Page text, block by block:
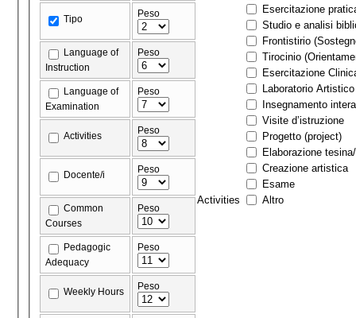
Tipo Peso
Language of
Instruction
Peso
Language of
Examination
Peso
Activities Peso
Docente/i Peso
Common
Courses
Peso
Pedagogic
Adequacy
Peso
Weekly Hours Peso
Activities
Esercitazione
Studio e analisi
Frontistirio
Tirocinio
Esercitazione
Laboratorio Artistico
Insegnamento
Visite d’istruzione
Progetto (project)
Elaborazione
Creazione artistica
Esame
Altro